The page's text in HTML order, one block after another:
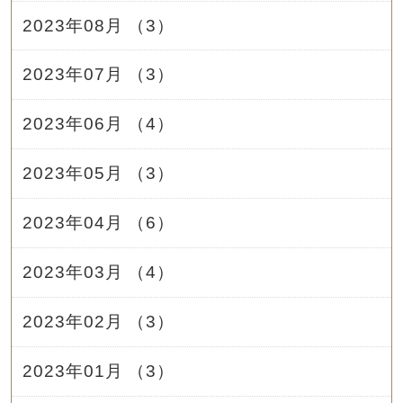
2023年08月 （3）
2023年07月 （3）
2023年06月 （4）
2023年05月 （3）
2023年04月 （6）
2023年03月 （4）
2023年02月 （3）
2023年01月 （3）